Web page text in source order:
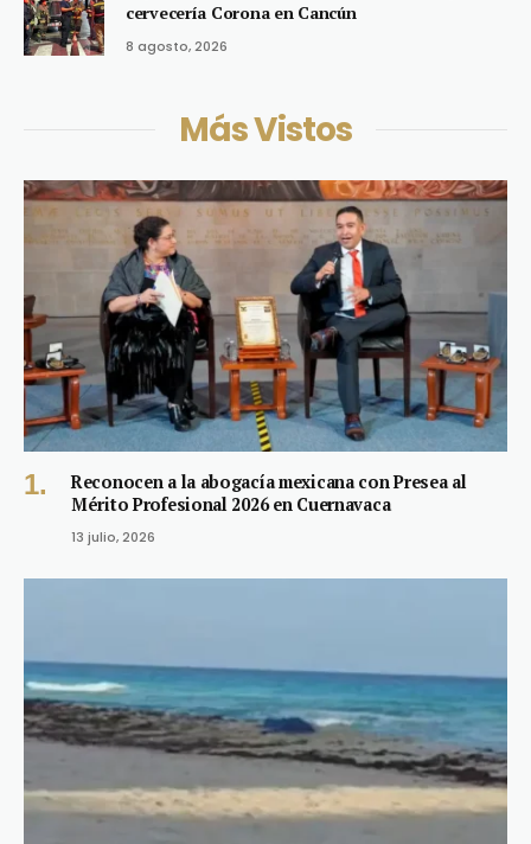
cervecería Corona en Cancún
8 agosto, 2026
Más Vistos
Reconocen a la abogacía mexicana con Presea al
Mérito Profesional 2026 en Cuernavaca
13 julio, 2026